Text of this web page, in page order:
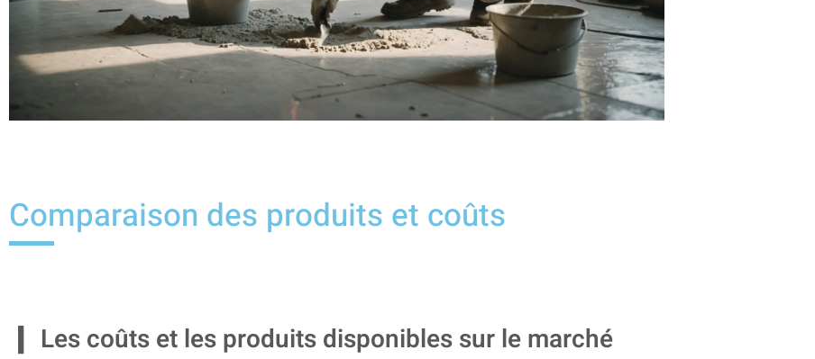
Comparaison des produits et coûts
Les coûts et les produits disponibles sur le marché